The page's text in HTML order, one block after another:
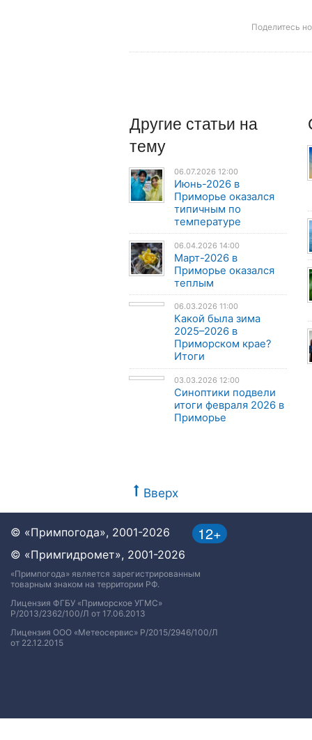
Поделитесь
Другие статьи на
тему
06.07.2026 12:00
Июнь-2026 в
Приморье оказался
типичным по
температуре
06.04.2026 14:00
Март-2026 в
Приморье оказался
теплым
06.03.2026 11:00
Какой была зима
2025–2026 в
Приморском крае?
Итоги
03.03.2026 12:00
Синоптики подвели
итоги февраля 2026 в
Приморье
Вверх
12+
© «Примпогода», 2001-2026
© «Примгидромет», 2001-2026
«Примпогода» является зарегистрированным
товарным знаком на территории РФ.
Лицензия ФГБУ «Приморское УГМС»
Р/2013/2362/100/Л от 17.06.2013
Лицензия ООО «Метеосервис» Р/2015/2946/100/Л
от 22.12.2015